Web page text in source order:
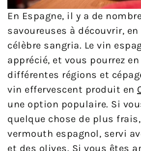
En Espagne, il y a de
savoureuses à découvrir,
célèbre sangria. Le vin
apprécié, et vous pourrez
différentes régions et
vin effervescent produit en
une option populaire. Si
quelque chose de plus
vermouth espagnol, servi
et des olives. Si vous êtes